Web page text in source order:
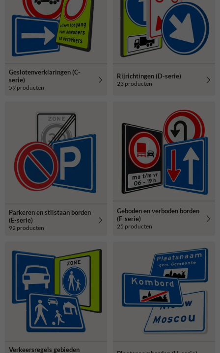
Geslotenverklaringen (C-
serie)
59 producten
Rijrichtingen (D-serie)
23 producten
Parkeren en stilstaan borden
(E-serie)
92 producten
Geboden en verboden borden
(F-serie)
25 producten
Verkeersregels gebieden